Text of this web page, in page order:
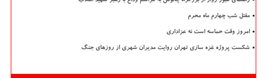
مقتل شب چهارم ماه محرم
امروز وقت حماسه است نه عزاداری
شکست پروژه غزه سازی تهران روایت مدیران شهری از روزهای جنگ